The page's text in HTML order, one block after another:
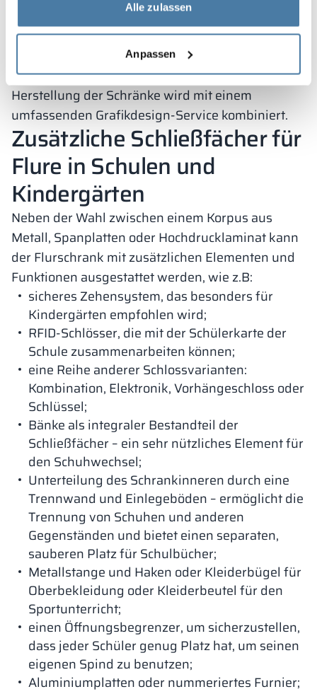
Alle zulassen
Anpassen
imitiert. Darüber hinaus können Flurschränke in
jedem beliebigen Motiv furniert werden, das der
Kunde aus Musterbibliotheken auswählt oder aus
eigenen Ressourcen vorschlägt. Denn die
Herstellung der Schränke wird mit einem
umfassenden Grafikdesign-Service kombiniert.
Zusätzliche Schließfächer für
Flure in Schulen und
Kindergärten
Neben der Wahl zwischen einem Korpus aus
Metall, Spanplatten oder Hochdrucklaminat kann
der Flurschrank mit zusätzlichen Elementen und
Funktionen ausgestattet werden, wie z.B:
sicheres Zehensystem, das besonders für
Kindergärten empfohlen wird;
RFID-Schlösser, die mit der Schülerkarte der
Schule zusammenarbeiten können;
eine Reihe anderer Schlossvarianten:
Kombination, Elektronik, Vorhängeschloss oder
Schlüssel;
Bänke als integraler Bestandteil der
Schließfächer – ein sehr nützliches Element für
den Schuhwechsel;
Unterteilung des Schrankinneren durch eine
Trennwand und Einlegeböden – ermöglicht die
Trennung von Schuhen und anderen
Gegenständen und bietet einen separaten,
sauberen Platz für Schulbücher;
Metallstange und Haken oder Kleiderbügel für
Oberbekleidung oder Kleiderbeutel für den
Sportunterricht;
einen Öffnungsbegrenzer, um sicherzustellen,
dass jeder Schüler genug Platz hat, um seinen
eigenen Spind zu benutzen;
Aluminiumplatten oder nummeriertes Furnier;